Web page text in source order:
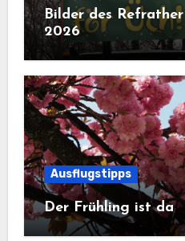
Bilder des
2026
Ausflugstipps
Der Frühling ist da